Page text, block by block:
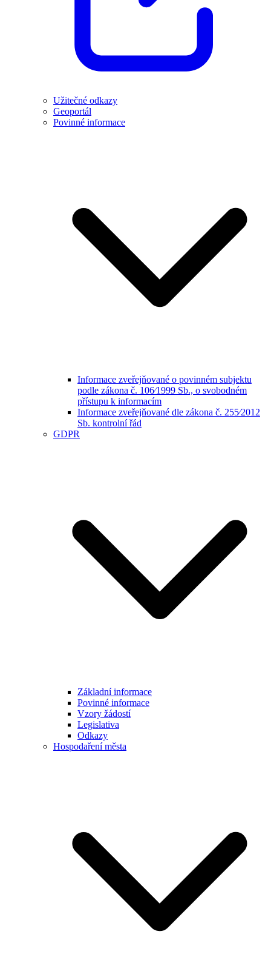
Užitečné odkazy
Geoportál
Povinné informace
Informace zveřejňované o povinném subjektu
podle zákona č. 106⁄1999 Sb., o svobodném
přístupu k informacím
Informace zveřejňované dle zákona č. 255⁄2012
Sb. kontrolní řád
GDPR
Základní informace
Povinné informace
Vzory žádostí
Legislativa
Odkazy
Hospodaření města